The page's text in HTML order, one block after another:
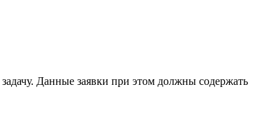
Данные заявки при этом должны содержать